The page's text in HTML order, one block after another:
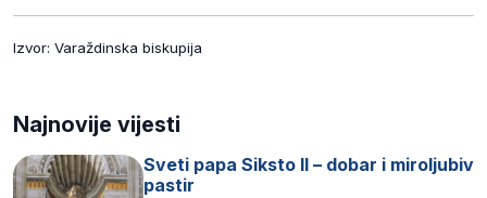
Izvor: Varaždinska biskupija
Najnovije vijesti
Sveti papa Siksto II – dobar i miroljubiv
pastir